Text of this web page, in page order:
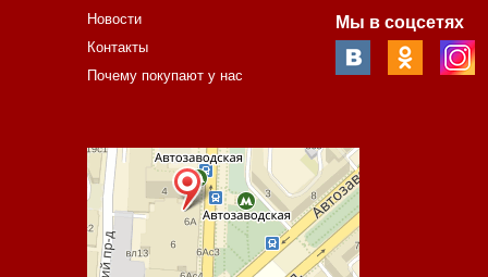
Новости
Контакты
Почему покупают у нас
Мы в соцсетях